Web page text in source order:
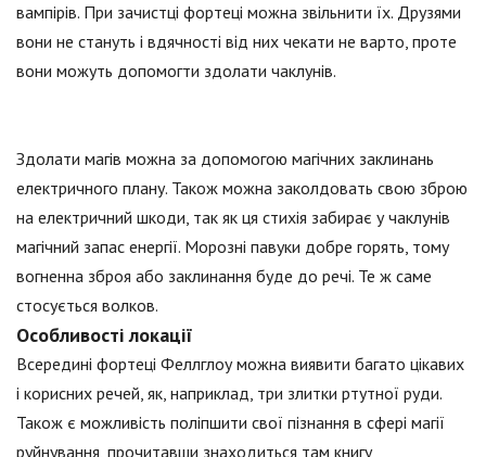
вампірів. При зачистці фортеці можна звільнити їх. Друзями
вони не стануть і вдячності від них чекати не варто, проте
вони можуть допомогти здолати чаклунів.
Здолати магів можна за допомогою магічних заклинань
електричного плану. Також можна заколдовать свою зброю
на електричний шкоди, так як ця стихія забирає у чаклунів
магічний запас енергії. Морозні павуки добре горять, тому
вогненна зброя або заклинання буде до речі. Те ж саме
стосується волков.
Особливості локації
Всередині фортеці Феллглоу можна виявити багато цікавих
і корисних речей, як, наприклад, три злитки ртутної руди.
Також є можливість поліпшити свої пізнання в сфері магії
руйнування, прочитавши знаходиться там книгу